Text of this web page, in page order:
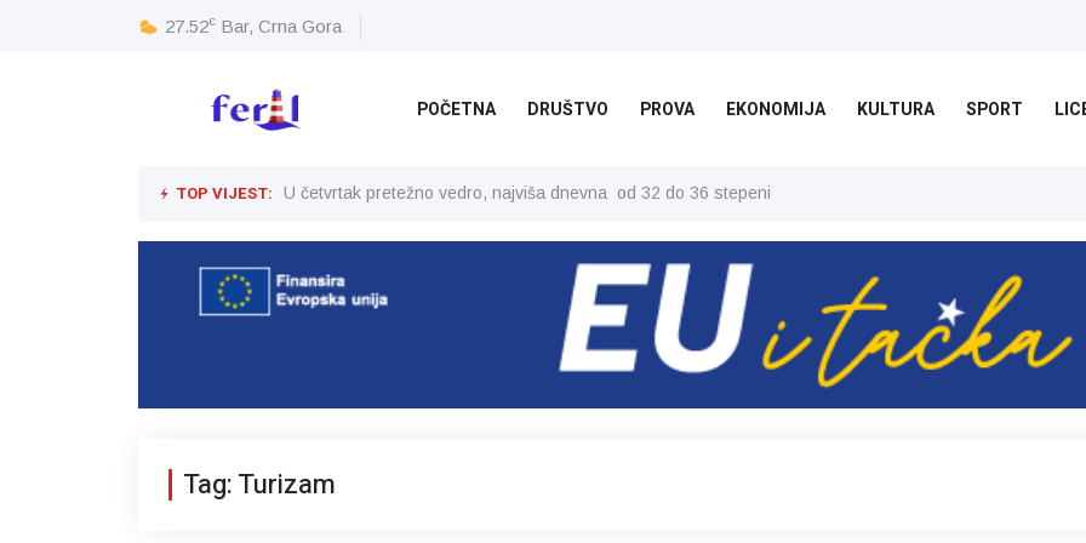
27.52c Bar, Crna Gora
POČETNA DRUŠTVO PROVA EKONOMIJA KULTURA SPORT
TOP VIJEST: U četvrtak pretežno vedro, najviša dnevna od 32 do 36 stepeni
Tag: Turizam